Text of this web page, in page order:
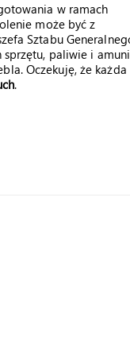
w ramach
może być z
Sztabu
sprzętu, paliwie i
Oczekuję, że każda
.